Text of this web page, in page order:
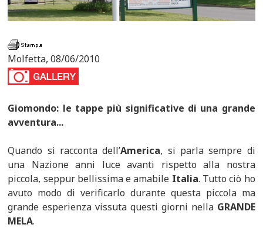
Molfetta, 08/06/2010
Giomondo: le tappe più significative di una grande
avventura...
Quando si racconta dell’America, si parla sempre di
una Nazione anni luce avanti rispetto alla nostra
piccola, seppur bellissima e amabile Italia. Tutto ciò ho
avuto modo di verificarlo durante questa piccola ma
grande esperienza vissuta questi giorni nella GRANDE
MELA.